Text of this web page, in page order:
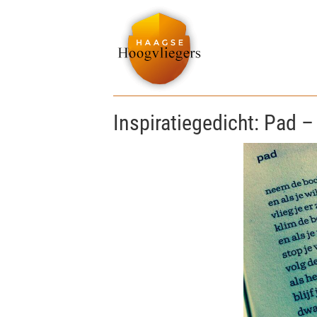
Inspiratiegedicht: Pad